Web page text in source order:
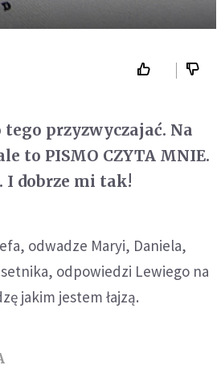
przyzwyczajać. Na
to PISMO CZYTA MNIE.
I dobrze mi tak!
odwadze Maryi, Daniela,
odpowiedzi Lewiego na
jakim jestem łajzą.